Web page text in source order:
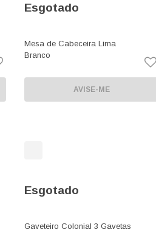
Esgotado
Mesa de Cabeceira Lima
Branco
AVISE-ME
Esgotado
Gaveteiro Colonial 3 Gavetas